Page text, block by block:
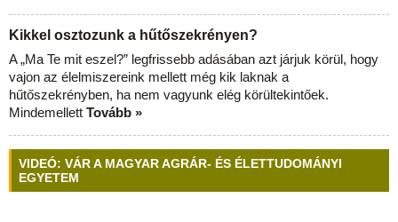
Kikkel osztozunk a hűtőszekrényen?
A „Ma Te mit eszel?” legfrissebb adásában azt járjuk körül, hogy
vajon az élelmiszereink mellett még kik laknak a
hűtőszekrényben, ha nem vagyunk elég körültekintőek.
Mindemellett Tovább »
VIDEÓ: VÁR A MAGYAR AGRÁR- ÉS ÉLETTUDOMÁNYI
EGYETEM